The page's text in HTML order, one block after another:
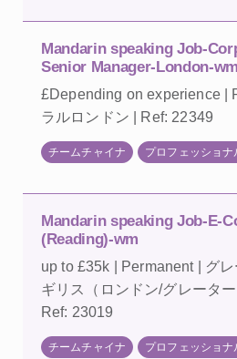
Mandarin speaking Job-
Senior Manager-London-wm
£Depending on experience |
ラルロンドン | Ref: 22349
チームチャイナ プロフェッショナ
Mandarin speaking Job-E-
(Reading)-wm
up to £35k | Permanent | グ
ギリス（ロンドン/グレーター
Ref: 23019
チームチャイナ プロフェッショナ